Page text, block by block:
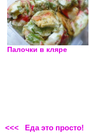
Палочки в кляре
<<< Еда это просто!